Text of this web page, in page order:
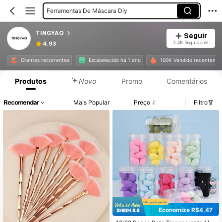
Ferramentas De Máscara Diy
Limas E Polidores De Unhas
TINGYAO
4.93
Seguir
2.4K Seguidores
Clientes recorrentes Estabelecido há 1 ano 100K Vendido
Produtos Novo Promo Comentários
Recomendar Mais Popular Preço Filtro
Economize R$4,47